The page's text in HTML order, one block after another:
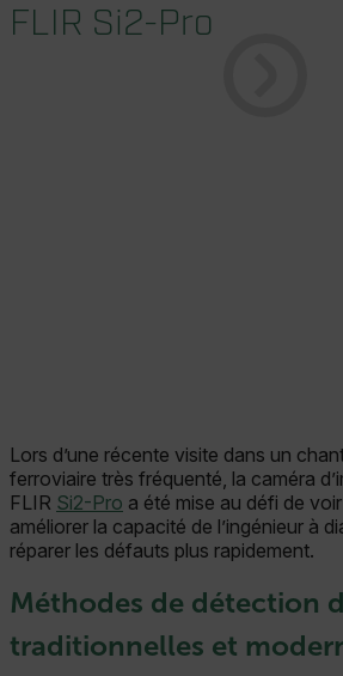
FLIR Si2-Pro
Lors d’une récente visite dans un
ferroviaire très fréquenté, la caméra
FLIR Si2-Pro a été mise au défi de
améliorer la capacité de l’ingénieur à
réparer les défauts plus rapidement.
Méthodes de détection
traditionnelles et